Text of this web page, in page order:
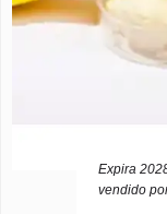
Expira
vendido